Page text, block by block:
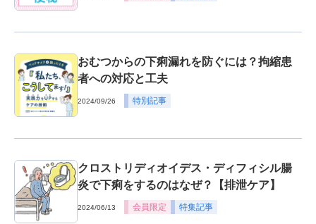
おむつからの下痢漏れを防ぐには？拘縮患
者への対応と工夫
2024/09/26 特別記事
クロストリディオイデス・ディフィシル腸
炎で下痢をするのはなぜ？【排泄ケア】
2024/06/13 会員限定 特集記事